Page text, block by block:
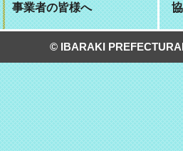
事業者の皆様へ
© IBARAKI